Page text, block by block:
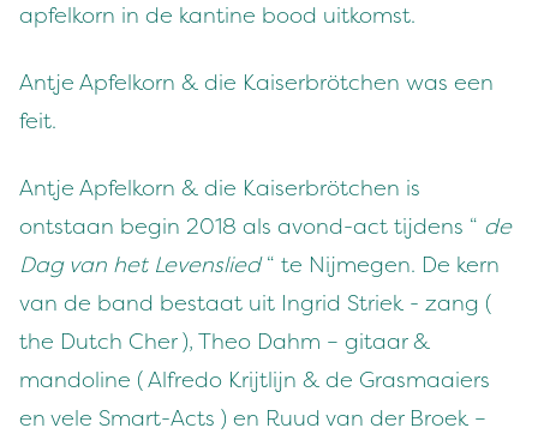
apfelkorn in de kantine bood uitkomst.
Antje Apfelkorn & die Kaiserbrötchen was een
feit.
Antje Apfelkorn & die Kaiserbrötchen is
ontstaan begin 2018 als avond-act tijdens “ de
Dag van het Levenslied“ te Nijmegen. De kern
van de band bestaat uit Ingrid Striek - zang (
the Dutch Cher ), Theo Dahm – gitaar &
mandoline ( Alfredo Krijtlijn & de Grasmaaiers
en vele Smart-Acts ) en Ruud van der Broek –